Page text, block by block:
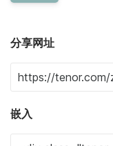
分享网址
嵌入